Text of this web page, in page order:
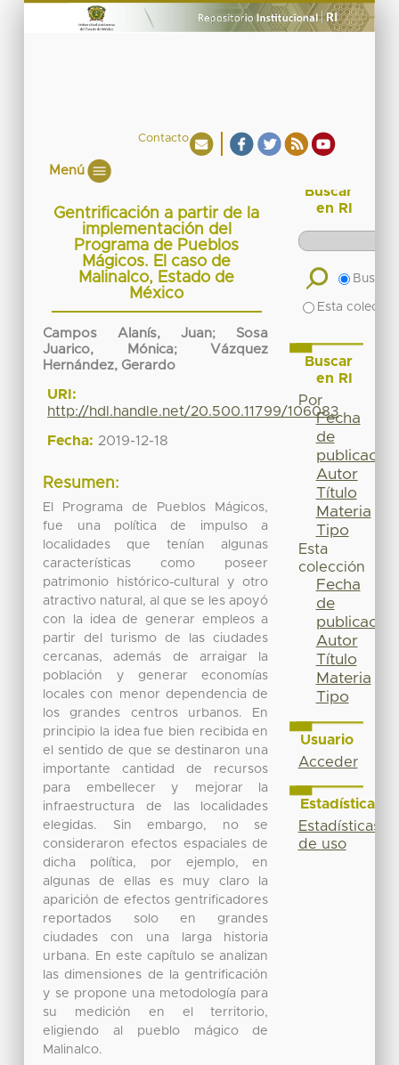
Contacto
Menú
Gentrificación a partir de la
implementación del
Programa de Pueblos
Mágicos. El caso de
Malinalco, Estado de
México
Campos Alanís, Juan; Sosa
Juarico, Mónica; Vázquez
Hernández, Gerardo
URI:
http://hdl.handle.net/20.500.11799/106083
Fecha: 2019-12-18
Resumen:
El Programa de Pueblos Mágicos,
fue una política de impulso a
localidades que tenían algunas
características como poseer
patrimonio histórico-cultural y otro
atractivo natural, al que se les apoyó
con la idea de generar empleos a
partir del turismo de las ciudades
cercanas, además de arraigar la
población y generar economías
locales con menor dependencia de
los grandes centros urbanos. En
principio la idea fue bien recibida en
el sentido de que se destinaron una
importante cantidad de recursos
para embellecer y mejorar la
infraestructura de las localidades
elegidas. Sin embargo, no se
consideraron efectos espaciales de
dicha política, por ejemplo, en
algunas de ellas es muy claro la
aparición de efectos gentrificadores
reportados solo en grandes
ciudades con una larga historia
urbana. En este capítulo se analizan
las dimensiones de la gentrificación
y se propone una metodología para
su medición en el territorio,
eligiendo al pueblo mágico de
Malinalco.
Buscar
en RI
Buscar
Esta
Buscar
en RI
Por
Fecha
de
publicación
Autor
Título
Materia
Tipo
Esta
colección
Fecha
de
publicación
Autor
Título
Materia
Tipo
Usuario
Acceder
Estadísticas
Estadísticas
de uso